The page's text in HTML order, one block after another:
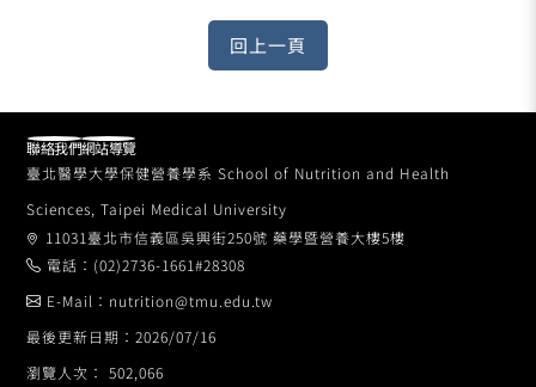
臺北醫學大學保健營養學系 School of Nutrition and Health
Sciences, Taipei Medical University
11031臺北市信義區吳興街250號 藥學暨營養大樓5樓
電話：(02)2736-1661#28308
瀏覽人次： 502,066
E-Mail：nutrition@tmu.edu.tw
最後更新日期：2026/07/16
聯絡我們網站導覽